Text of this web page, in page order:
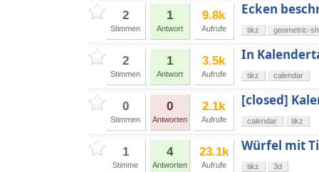
2
Stimmen
1
Antwort
9.8k
Aufrufe
Ecken
tikz geometric-
2
Stimmen
1
Antwort
3.5k
Aufrufe
In
tikz calendar
0
Stimmen
0
Antworten
2.1k
Aufrufe
[closed]
calendar tikz
1
Stimme
4
Antworten
23.1k
Aufrufe
Würfel mit
tikz 3d